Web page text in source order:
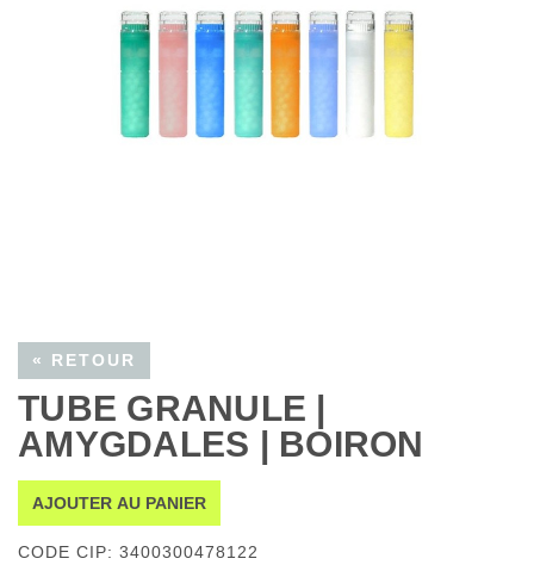
« RETOUR
TUBE GRANULE |
AMYGDALES | BOIRON
AJOUTER AU PANIER
CODE CIP: 3400300478122